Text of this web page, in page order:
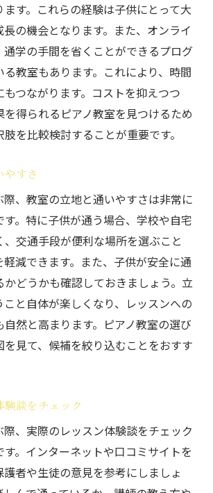
スンを活用する方法
評判のリサーチ
ッスン見学の重要性
視点での教室選び
しめる教室の探し方
ます。これらの経験は子供にとって大
の機会となります。また、オンライ
通学の手間を省くことができるプログ
る教室もあります。これにより、時間
もつながります。コストを抑えつつ
得られるピアノ教室を見つけるため
を比較検討することが重要です。
やすさ
際、教室の立地と通いやすさは非常に
。特に子供が通う場合、学校や自宅
交通手段が便利な場所を選ぶこと
減できます。また、子供が安全に通
かどうかも確認しておきましょう。立
と自体が楽しくなり、レッスンへの
自然と高まります。ピアノ教室の選び
を見て、候補を絞り込むことをおすす
談をチェック
際、実際のレッスン体験談をチェック
。インターネットや口コミサイトを
者や生徒の意見を参考にしましょ